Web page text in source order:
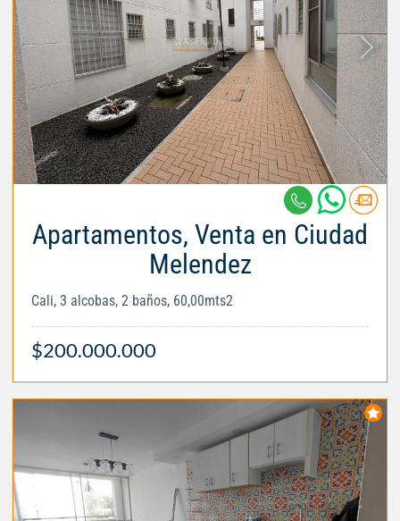
Apartamentos, Venta en Ciudad
Melendez
Cali, 3 alcobas, 2 baños, 60,00mts2
$200.000.000